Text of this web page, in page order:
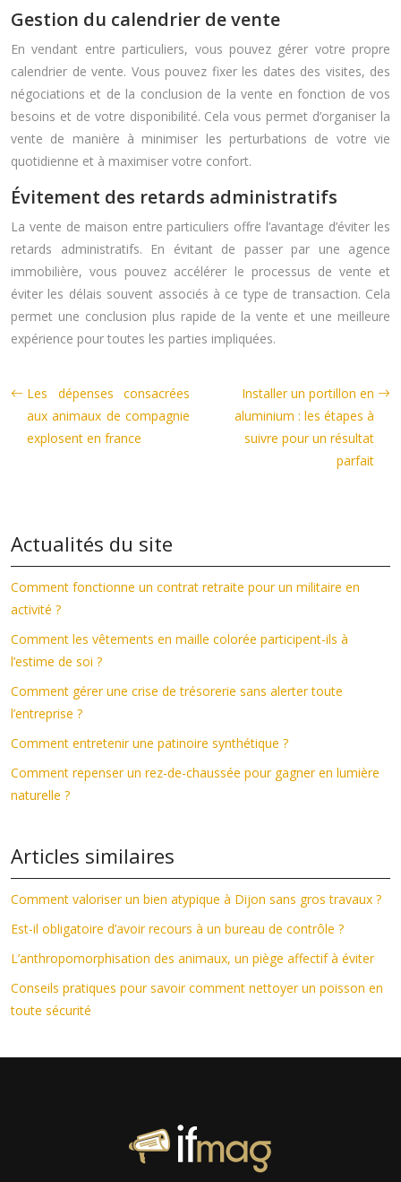
Gestion du calendrier de vente
En vendant entre particuliers, vous pouvez gérer votre propre
calendrier de vente. Vous pouvez fixer les dates des visites, des
négociations et de la conclusion de la vente en fonction de vos
besoins et de votre disponibilité. Cela vous permet d’organiser la
vente de manière à minimiser les perturbations de votre vie
quotidienne et à maximiser votre confort.
Évitement des retards administratifs
La vente de maison entre particuliers offre l’avantage d’éviter les
retards administratifs. En évitant de passer par une agence
immobilière, vous pouvez accélérer le processus de vente et
éviter les délais souvent associés à ce type de transaction. Cela
permet une conclusion plus rapide de la vente et une meilleure
expérience pour toutes les parties impliquées.
Les dépenses consacrées
aux animaux de compagnie
explosent en france
Installer un portillon en
aluminium : les étapes à
suivre pour un résultat
parfait
Actualités du site
Comment fonctionne un contrat retraite pour un militaire en
activité ?
Comment les vêtements en maille colorée participent-ils à
l’estime de soi ?
Comment gérer une crise de trésorerie sans alerter toute
l’entreprise ?
Comment entretenir une patinoire synthétique ?
Comment repenser un rez-de-chaussée pour gagner en lumière
naturelle ?
Articles similaires
Comment valoriser un bien atypique à Dijon sans gros travaux ?
Est-il obligatoire d’avoir recours à un bureau de contrôle ?
L’anthropomorphisation des animaux, un piège affectif à éviter
Conseils pratiques pour savoir comment nettoyer un poisson en
toute sécurité